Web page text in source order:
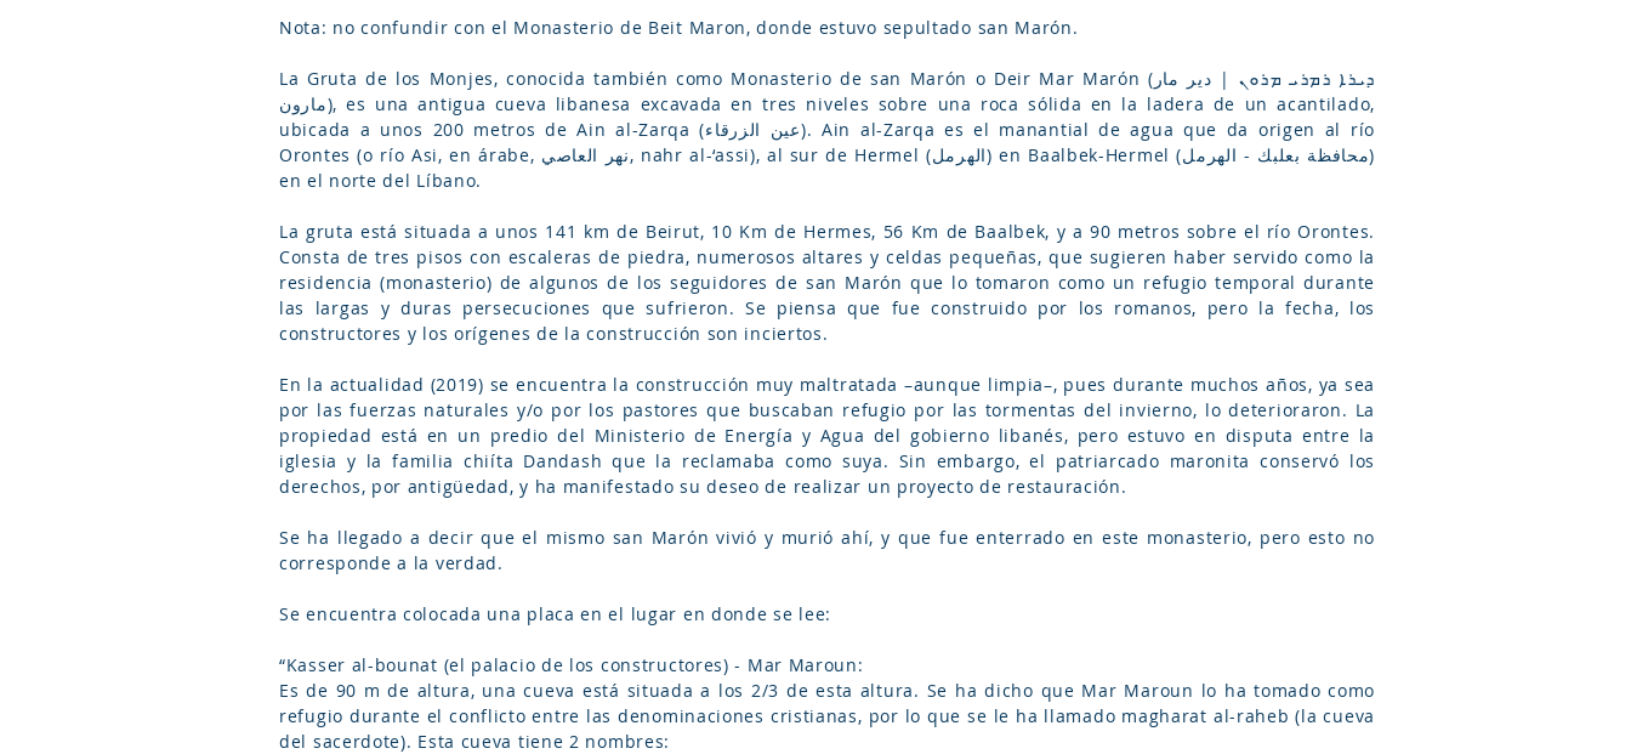
Nota: no confundir con el Monasterio de Beit Maron, donde estuvo sepultado san Marón.
La Gruta de los Monjes, conocida también como Monasterio de san Marón o Deir Mar Marón (ܕܝܪܐ ܪܡܪܝ ܡܪܘܢ | دير مار
مارون), es una antigua cueva libanesa excavada en tres niveles sobre una roca sólida en la ladera de un acantilado,
ubicada a unos 200 metros de Ain al-Zarqa (عين الزرقاء). Ain al-Zarqa es el manantial de agua que da origen al río
Orontes (o río Asi, en árabe, نهر العاصي, nahr al-‘assi), al sur de Hermel (الهرمل) en Baalbek-Hermel (محافظة بعلبك - الهرمل)
en el norte del Líbano.
La gruta está situada a unos 141 km de Beirut, 10 Km de Hermes, 56 Km de Baalbek, y a 90 metros sobre el río Orontes.
Consta de tres pisos con escaleras de piedra, numerosos altares y celdas pequeñas, que sugieren haber servido como la
residencia (monasterio) de algunos de los seguidores de san Marón que lo tomaron como un refugio temporal durante
las largas y duras persecuciones que sufrieron. Se piensa que fue construido por los romanos, pero la fecha, los
constructores y los orígenes de la construcción son inciertos.
En la actualidad (2019) se encuentra la construcción muy maltratada –aunque limpia–, pues durante muchos años, ya sea
por las fuerzas naturales y/o por los pastores que buscaban refugio por las tormentas del invierno, lo deterioraron. La
propiedad está en un predio del Ministerio de Energía y Agua del gobierno libanés, pero estuvo en disputa entre la
iglesia y la familia chiíta Dandash que la reclamaba como suya. Sin embargo, el patriarcado maronita conservó los
derechos, por antigüedad, y ha manifestado su deseo de realizar un proyecto de restauración.
Se ha llegado a decir que el mismo san Marón vivió y murió ahí, y que fue enterrado en este monasterio, pero esto no
corresponde a la verdad.
Se encuentra colocada una placa en el lugar en donde se lee:
“Kasser al-bounat (el palacio de los constructores) - Mar Maroun:
Es de 90 m de altura, una cueva está situada a los 2/3 de esta altura. Se ha dicho que Mar Maroun lo ha tomado como
refugio durante el conflicto entre las denominaciones cristianas, por lo que se le ha llamado magharat al-raheb (la cueva
del sacerdote). Esta cueva tiene 2 nombres: